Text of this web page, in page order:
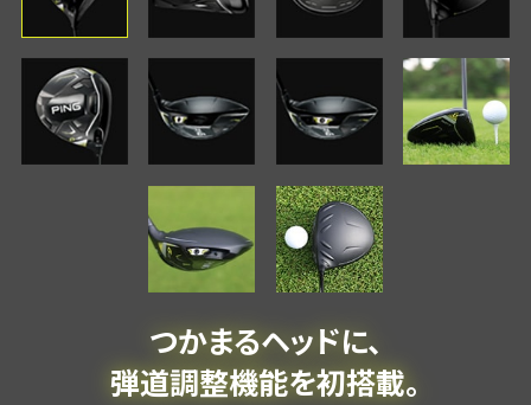
つかまるヘッドに、
弾道調整機能を初搭載。